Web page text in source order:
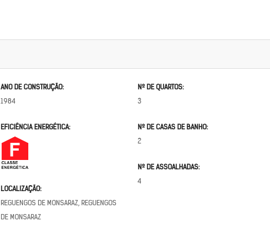
ANO DE CONSTRUÇÃO:
1984
EFICIÊNCIA ENERGÉTICA:
LOCALIZAÇÃO:
REGUENGOS DE MONSARAZ, REGUENGOS
DE MONSARAZ
Nº DE QUARTOS:
3
Nº DE CASAS DE BANHO:
2
Nº DE ASSOALHADAS:
4